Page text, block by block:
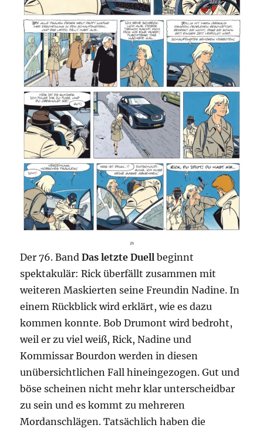
Der 76. BandDas letzte Duell beginnt
spektakulär: Rick überfällt zusammen mit
weiteren Maskierten seine Freundin Nadine. In
einem Rückblick wird erklärt, wie es dazu
kommen konnte. Bob Drumont wird bedroht,
weil er zu viel weiß, Rick, Nadine und
Kommissar Bourdon werden in diesen
unübersichtlichen Fall hineingezogen. Gut und
böse scheinen nicht mehr klar unterscheidbar
zu sein und es kommt zu mehreren
Mordanschlägen. Tatsächlich haben die